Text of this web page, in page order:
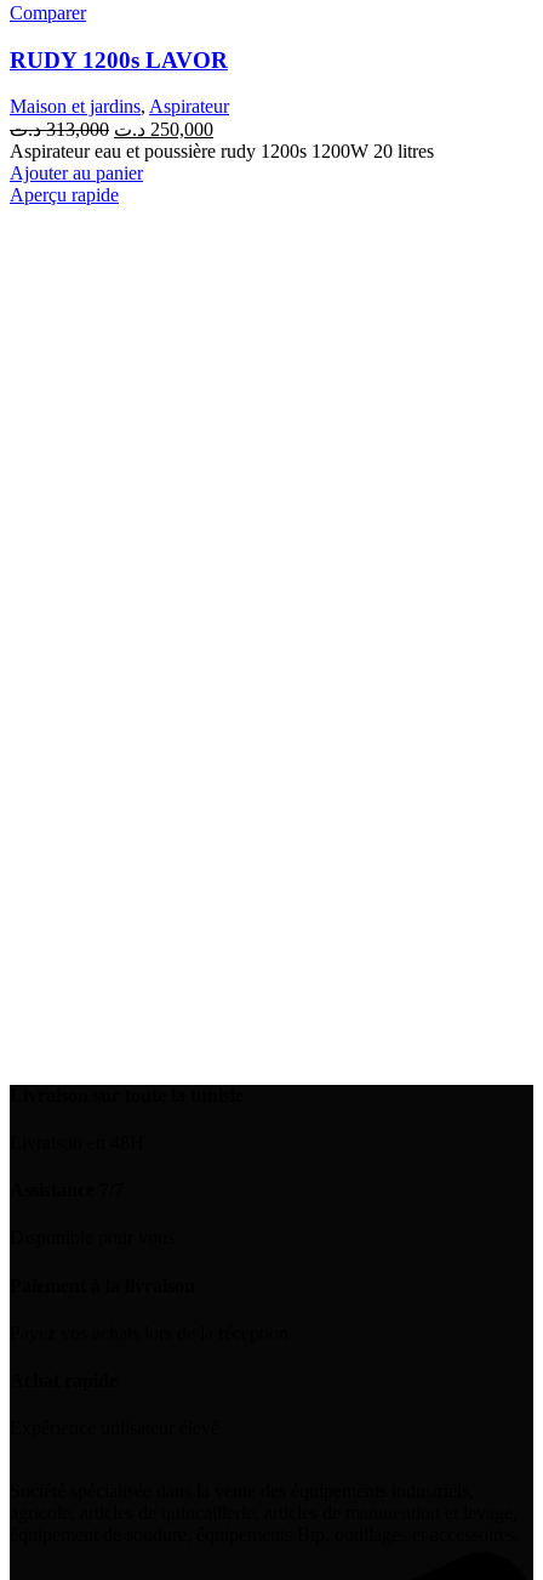
Comparer
RUDY 1200s LAVOR
Maison et jardins, Aspirateur
313,000 د.ت
Le
prix
initial
était :
250,000 د.ت
Le
prix
Aspirateur eau et poussière rudy 1200s 1200W 20 litres
Ajouter au panier
Aperçu rapide